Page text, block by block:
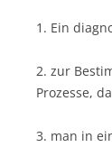
1. Ein
2. zur
Prozesse,
3. man in